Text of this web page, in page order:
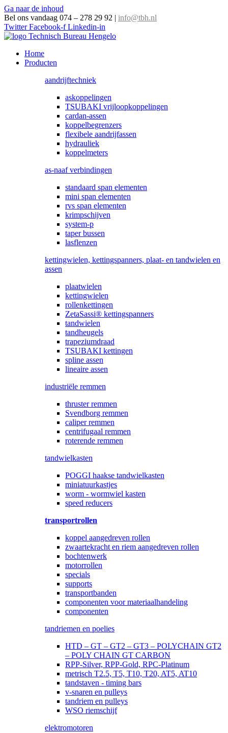
Ga naar de inhoud
Bel ons vandaag 074 – 278 29 92 | info@tbh.nl
Twitter Facebook-f Linkedin-in
Home
Producten
aandrijftechniek
askoppelingen
TSUBAKI vrijloopkoppelingen
cardan-assen
koppelbegrenzers
flexibele aandrijfassen
hydrauliek
koppelmeters
as-naaf verbindingen
standaard span elementen
mini span elementen
rvs span elementen
krimpschijven
system-p
taper bussen
lasflenzen
kettingwielen, kettingspanners, plaat- en tandwielen en
assen
plaatwielen
kettingwielen
rollenkettingen
ZetaSassi® kettingspanners
tandwielen
tandheugels
trapeziumdraad
TSUBAKI kettingen
spline assen
lineaire assen
industriële remmen
thruster remmen
Svendborg remmen
caliper remmen
centrifugaal remmen
roterende remmen
tandwielkasten
POGGI haakse tandwielkasten
miniatuurkastjes
worm - wormwiel kasten
speed reducers
transportrollen
koppel aangedreven rollen
zwaartekracht en riem aangedreven rollen
bochtenwerk
motorrollen
specials
supports
transportbanden
componenten voor materiaalhandeling
componenten
tandriemen en poelies
HTD – GT – GT2 – GT3 – POLYCHAIN GT2
– POLY CHAIN GT CARBON
RPP-Silver, RPP-Gold, RPC-Platinum
metrisch T2.5, T5, T10, T20, AT5, AT10
tandstaven - timing bars
v-snaren en pulleys
tandriem en pulleys
WSO riemschijf
elektromotoren